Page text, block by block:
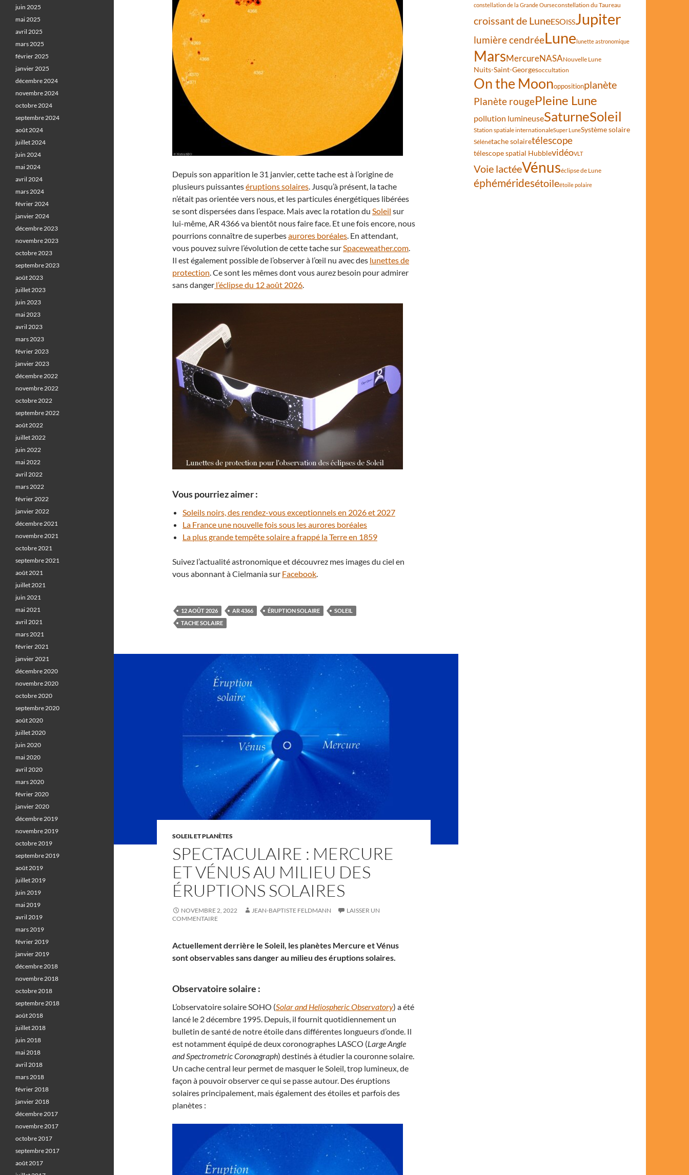
Depuis son apparition le 31 janvier, cette tache est à l’origine de
plusieurs puissanteséruptions solaires. Jusqu’à présent, la tache
n’était pas orientée vers nous, et les particules énergétiques libérées
se sont dispersées dans l’espace. Mais avec la rotation du Soleil sur
lui-même, AR 4366 va bientôt nous faire face. Et une fois encore, nous
pourrions connaître de superbesaurores boréales. En attendant,
vous pouvez suivre l’évolution de cette tache surSpaceweather.com.
Il est également possible de l’observer à l’œil nu avec des lunettes de
protection. Ce sont les mêmes dont vous aurez besoin pour admirer
sans danger l’éclipse du 12 août 2026.
Vous pourriez aimer :
Soleils noirs, des rendez-vous exceptionnels en 2026 et 2027
La France une nouvelle fois sous les aurores boréales
La plus grande tempête solaire a frappé la Terre en 1859
Suivez l’actualité astronomique et découvrez mes images du ciel en
vous abonnant à Cielmania sur Facebook.
12 AOÛT 2026 AR 4366 ÉRUPTION SOLAIRE
SOLEIL
TACHE SOLAIRE
SOLEIL ET PLANÈTES
SPECTACULAIRE : MERCURE
ET VÉNUS AU MILIEU DES
ÉRUPTIONS SOLAIRES
NOVEMBRE 2, 2022 JEAN-BAPTISTE FELDMANN
LAISSER UN
COMMENTAIRE
Actuellement derrière le Soleil, les planètes Mercure et Vénus
sont observables sans danger au milieu des éruptions solaires.
Observatoire solaire :
L’observatoire solaire SOHO (Solar and Heliospheric Observatory) a été
lancé le 2 décembre 1995. Depuis, il fournit quotidiennement un
bulletin de santé de notre étoile dans différentes longueurs d’onde. Il
est notamment équipé de deux coronographes LASCO (Large Angle
and Spectrometric Coronagraph) destinés à étudier la couronne solaire.
Un cache central leur permet de masquer le Soleil, trop lumineux, de
façon à pouvoir observer ce qui se passe autour. Des éruptions
solaires principalement, mais également des étoiles et parfois des
planètes :
constellation de la Grande Ourseconstellation du Taureau
croissant de LuneESOISSJupiter
lumière cendréeLunelunette astronomique
MarsMercureNASANouvelle Lune
Nuits-Saint-Georgesoccultation
On the Moonoppositionplanète
Planète rougePleine Lune
pollution lumineuseSaturneSoleil
Station spatiale internationaleSuper LuneSystème solaire
Sélénétache solairetélescope
télescope spatial HubblevidéoVLT
Voie lactéeVénuséclipse de Lune
éphéméridesétoileétoile polaire
juin 2025
mai 2025
avril 2025
mars 2025
février 2025
janvier 2025
décembre 2024
novembre 2024
octobre 2024
septembre 2024
août 2024
juillet 2024
juin 2024
mai 2024
avril 2024
mars 2024
février 2024
janvier 2024
décembre 2023
novembre 2023
octobre 2023
septembre 2023
août 2023
juillet 2023
juin 2023
mai 2023
avril 2023
mars 2023
février 2023
janvier 2023
décembre 2022
novembre 2022
octobre 2022
septembre 2022
août 2022
juillet 2022
juin 2022
mai 2022
avril 2022
mars 2022
février 2022
janvier 2022
décembre 2021
novembre 2021
octobre 2021
septembre 2021
août 2021
juillet 2021
juin 2021
mai 2021
avril 2021
mars 2021
février 2021
janvier 2021
décembre 2020
novembre 2020
octobre 2020
septembre 2020
août 2020
juillet 2020
juin 2020
mai 2020
avril 2020
mars 2020
février 2020
janvier 2020
décembre 2019
novembre 2019
octobre 2019
septembre 2019
août 2019
juillet 2019
juin 2019
mai 2019
avril 2019
mars 2019
février 2019
janvier 2019
décembre 2018
novembre 2018
octobre 2018
septembre 2018
août 2018
juillet 2018
juin 2018
mai 2018
avril 2018
mars 2018
février 2018
janvier 2018
décembre 2017
novembre 2017
octobre 2017
septembre 2017
août 2017